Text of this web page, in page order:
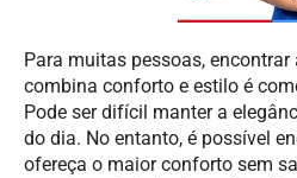
Para muitas pessoas,
combina conforto e estilo é
Pode ser difícil manter a
do dia. No entanto, é possível
ofereça o maior conforto sem